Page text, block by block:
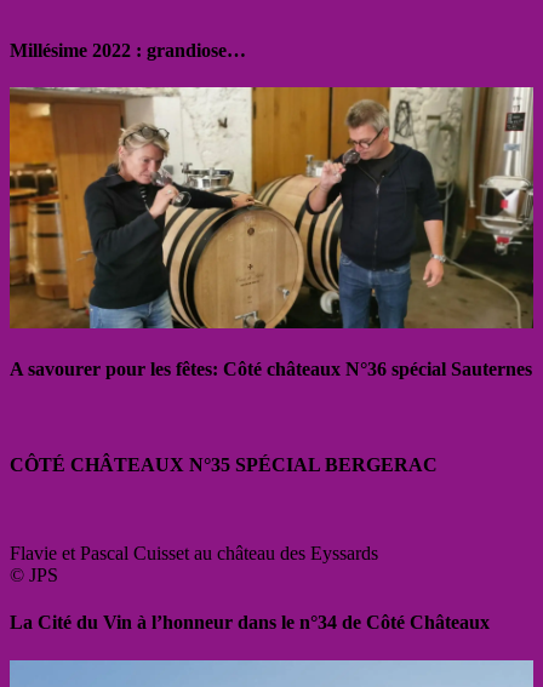
Millésime 2022 : grandiose…
A savourer pour les fêtes: Côté châteaux N°36 spécial Sauternes
CÔTÉ CHÂTEAUX N°35 SPÉCIAL BERGERAC
Flavie et Pascal Cuisset au château des Eyssards
© JPS
La Cité du Vin à l’honneur dans le n°34 de Côté Châteaux